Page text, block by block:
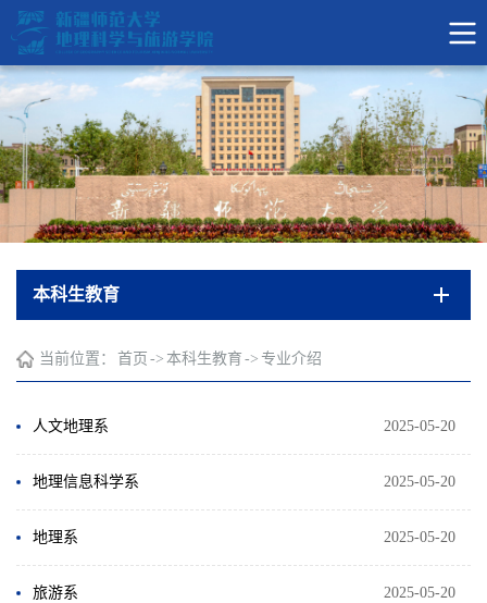
本科生教育
当前位置： 首页 -> 本科生教育 -> 专业介绍
2025-05-20
人文地理系
2025-05-20
地理信息科学系
2025-05-20
地理系
2025-05-20
旅游系